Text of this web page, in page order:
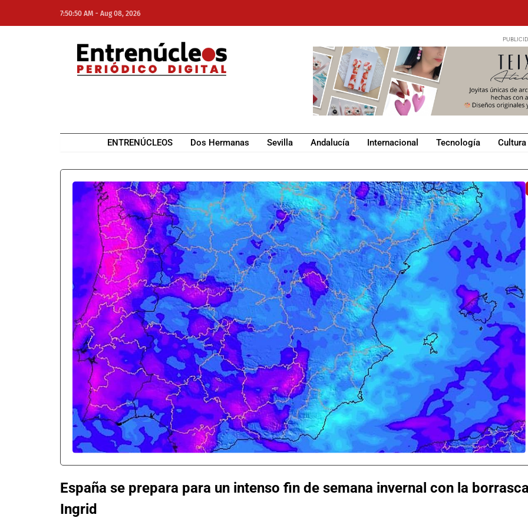
7:50:50 AM - Aug 08, 2026
ENTRENÚCLEOS Dos Hermanas Sevilla Andalucía Internacional Tecnología
España se prepara para un intenso fin de semana invernal con la
Ingrid